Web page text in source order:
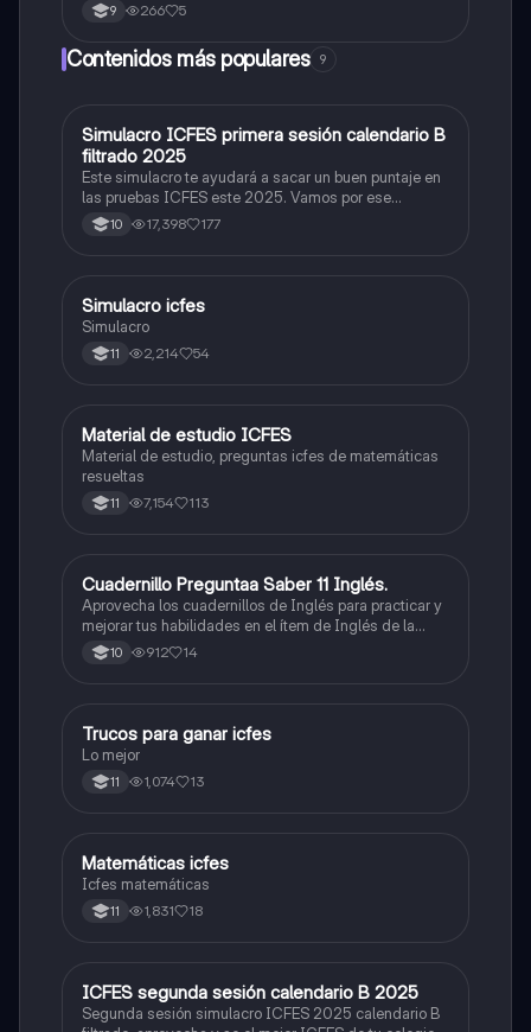
9 266 5
Contenidos más populares 9
ICFES: Matemáticas
Simulacro ICFES primera sesión calendario B
filtrado 2025
Este simulacro te ayudará a sacar un buen puntaje en
las pruebas ICFES este 2025. Vamos por ese
500/500. Y poder ser admitido en la universidad que
quieras, estudiar la carrera que quieres y no la que te
10 17,398 177
ICFES: Lectura Crítica
Simulacro icfes
Simulacro
11 2,214 54
ICFES: Matemáticas
Material de estudio ICFES
Material de estudio, preguntas icfes de matemáticas
resueltas
11 7,154 113
ICFES: Inglés
Cuadernillo Preguntaa Saber 11 Inglés.
Aprovecha los cuadernillos de Inglés para practicar y
mejorar tus habilidades en el ítem de Inglés de la
Prueba Saber 11. 🫡
10 912 14
Química
Trucos para ganar icfes
Lo mejor
11 1,074 13
ICFES: Matemáticas
Matemáticas icfes
Icfes matemáticas
11 1,831 18
ICFES: Lectura Crítica
ICFES segunda sesión calendario B 2025
Segunda sesión simulacro ICFES 2025 calendario B